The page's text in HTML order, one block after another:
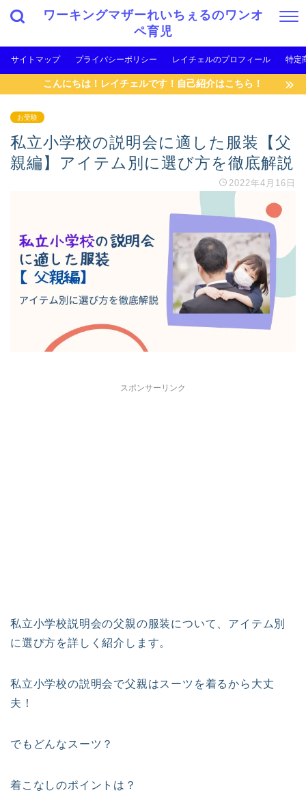
ワーキングマザーれいちぇるのワンオ
ペ育児
サイトマップ プライバシーポリシー レイチェルのプロフィール 特定
こんにちは！レイチェルです！自己紹介はこちら！
お受験
私立小学校の説明会に適した服装【父
親編】アイテム別に選び方を徹底解説
2022年4月16日
スポンサーリンク
私立小学校説明会の父親の服装について、アイテム別
に選び方を詳しく紹介します。
私立小学校の説明会で父親はスーツを着るから大丈
夫！
でもどんなスーツ？
着こなしのポイントは？